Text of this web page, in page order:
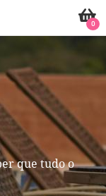
que tudo o
0